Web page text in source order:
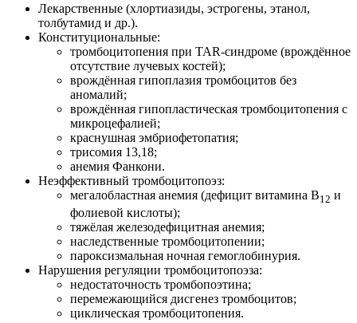
Лекарственные (хлортиазиды, эстрогены, этанол,
толбутамид и др.).
Конституциональные:
тромбоцитопения при TAR-синдроме (врождённое
отсутствие лучевых костей);
врождённая гипоплазия тромбоцитов без
аномалий;
врождённая гипопластическая тромбоцитопения с
микроцефалией;
краснушная эмбриофетопатия;
трисомия 13,18;
анемия Фанкони.
Неэффективный тромбоцитопоэз:
мегалобластная анемия (дефицит витамина В12 и
фолиевой кислоты);
тяжёлая железодефицитная анемия;
наследственные тромбоцитопении;
пароксизмальная ночная гемоглобинурия.
Нарушения регуляции тромбоцитопоэза:
недостаточность тромбопоэтина;
перемежающийся дисгенез тромбоцитов;
циклическая тромбоцитопения.